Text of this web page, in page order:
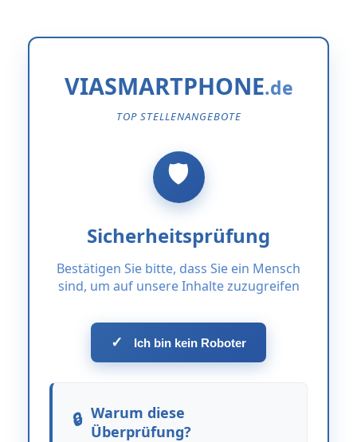
VIASMARTPHONE
TOP STELLENANGEBOTE
Sicherheitsprüfung
Bestätigen Sie bitte, dass Sie ein Mensch
sind, um auf unsere Inhalte zuzugreifen
✓ Ich bin kein Roboter
Warum diese
Überprüfung?